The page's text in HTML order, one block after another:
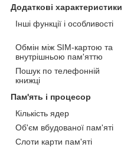
Додаткові характеристики
Інші функції і особливості
Обмін між SIM-картою та
внутрішньою пам'яттю
Пошук по телефонній
книжці
Пам'ять і процесор
Кількість ядер
Об'єм вбудованої пам'яті
Слоти карти пам'яті